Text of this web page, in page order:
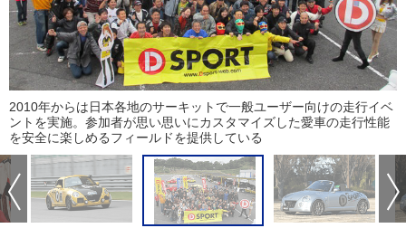
2010年からは日本各地のサーキットで一般ユーザー向けの走行イベ
ントを実施。参加者が思い思いにカスタマイズした愛車の走行性能
を安全に楽しめるフィールドを提供している